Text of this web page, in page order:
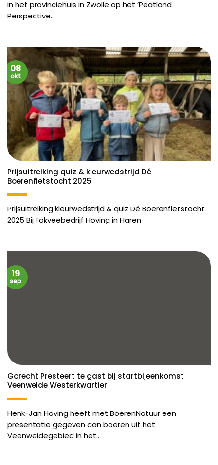
in het provinciehuis in Zwolle op het ‘Peatland
Perspective...
Prijsuitreiking quiz & kleurwedstrijd Dé
Boerenfietstocht 2025
Prijsuitreiking kleurwedstrijd & quiz Dé Boerenfietstocht
2025 Bij Fokveebedrijf Hoving in Haren
08
okt
Gorecht Presteert te gast bij startbijeenkomst
Veenweide Westerkwartier
Henk-Jan Hoving heeft met BoerenNatuur een
presentatie gegeven aan boeren uit het
Veenweidegebied in het...
19
sep